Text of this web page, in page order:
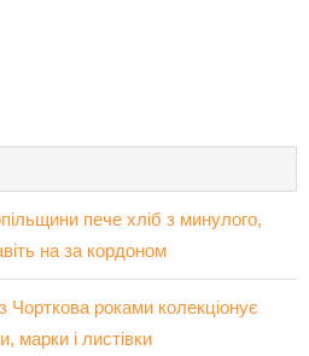
пече хліб з минулого,
на за кордоном
Чорткова роками колекціонує
марки і листівки